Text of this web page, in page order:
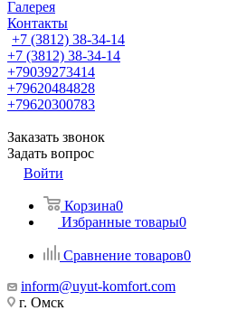
Галерея
Контакты
+7 (3812) 38-34-14
+7 (3812) 38-34-14
+79039273414
+79620484828
+79620300783
Заказать звонок
Задать вопрос
Войти
Корзина0
Избранные товары0
Сравнение товаров0
inform@uyut-komfort.com
г. Омск